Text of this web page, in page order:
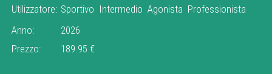
Utilizzatore: Sportivo Intermedio Agonista Professionista
Anno:
2026
Prezzo:
189.95 €